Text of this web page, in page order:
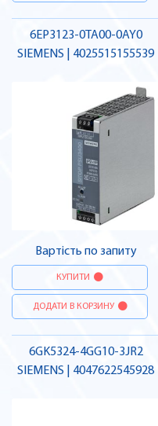
6EP3123-0TA00-0AY0
SIEMENS | 4025515155539
Вартість по запиту
КУПИТИ
ДОДАТИ В КОРЗИНУ
6GK5324-4GG10-3JR2
SIEMENS | 4047622545928